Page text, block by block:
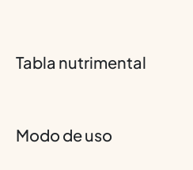
Tabla nutrimental
Modo de uso